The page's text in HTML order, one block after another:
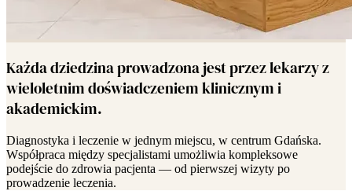
Każda dziedzina prowadzona jest przez lekarzy z
wieloletnim doświadczeniem klinicznym i
akademickim.
Diagnostyka i leczenie w jednym miejscu, w centrum Gdańska.
Współpraca między specjalistami umożliwia kompleksowe
podejście do zdrowia pacjenta — od pierwszej wizyty po
prowadzenie leczenia.